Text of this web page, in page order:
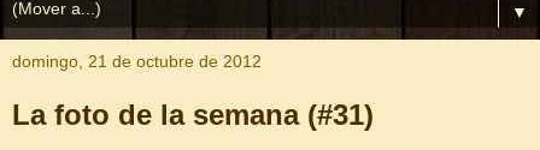
▼
domingo, 21 de octubre de 2012
La foto de la semana (#31)